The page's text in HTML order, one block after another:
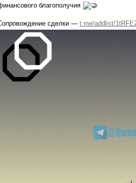
благополучия
сделки — t.me/addlist/